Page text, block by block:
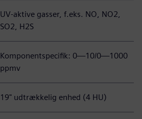
UV-aktive gasser, f.eks. NO, NO2,
SO2, H2S
Komponentspecifik: 0—10/0—1000
ppmv
19" udtrækkelig enhed (4 HU)